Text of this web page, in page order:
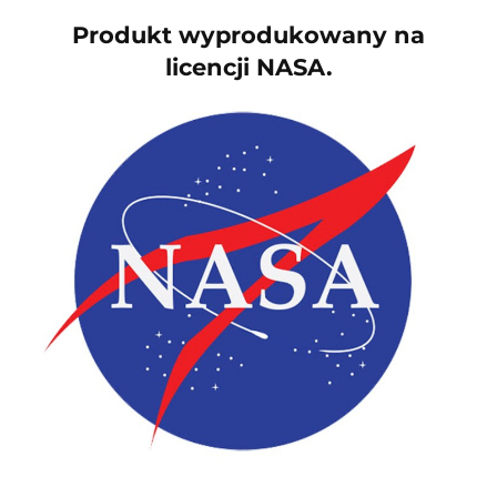
Produkt wyprodukowany na
licencji NASA.